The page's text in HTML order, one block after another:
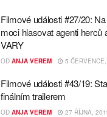
Filmové události #27/20:
moci hlasovat agenti herců
VARY
OD ANJA VEREM 5
Filmové události #43/19:
finálním trailerem
OD ANJA VEREM 27 ŘÍJNA,